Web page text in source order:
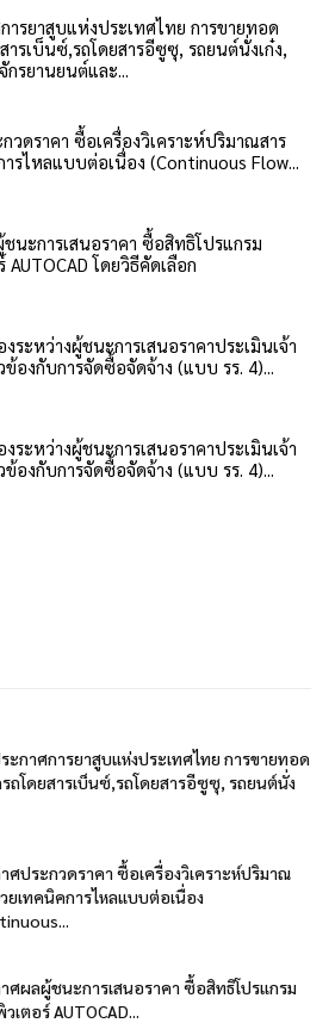
ารยาสูบแห่งประเทศไทย การขายทอด
ารเบ็นซ์,รถโดยสารอีซูซุ, รถยนต์นั่งเก๋ง,
รยานยนต์และ...
วดราคา ซื้อเครื่องวิเคราะห์ปริมาณสาร
รไหลแบบต่อเนื่อง (Continuous Flow...
นะการเสนอราคา ซื้อสิทธิโปรแกรม
โดยวิธีคัดเลือก
งระหว่างผู้ชนะการเสนอราคาประเมินเจ้า
องกับการจัดซื้อจัดจ้าง (แบบ รร. 4)...
งระหว่างผู้ชนะการเสนอราคาประเมินเจ้า
องกับการจัดซื้อจัดจ้าง (แบบ รร. 4)...
ะกาศการยาสูบแห่งประเทศไทย การขายทอด
ถโดยสารเบ็นซ์,รถโดยสารอีซูซุ, รถยนต์นั่ง
ศประกวดราคา ซื้อเครื่องวิเคราะห์ปริมาณ
ยเทคนิคการไหลแบบต่อเนื่อง
ศผลผู้ชนะการเสนอราคา ซื้อสิทธิโปรแกรม
เตอร์ AUTOCAD...